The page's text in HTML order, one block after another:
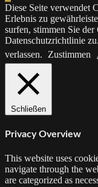
Diese Seite verwendet
Erlebnis zu
surfen, stimmen Sie
Datenschutzrichtlinie
verlassen. Zustimmen
Schließen
Privacy Overview
This website uses
navigate through the
are categorized as